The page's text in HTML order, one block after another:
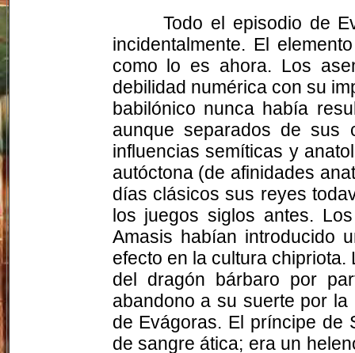
Todo el episodio de
incidentalmente. El
como lo es ahora. Los
debilidad numérica con su
babilónico nunca había
aunque separados de sus
influencias semíticas y
autóctona (de afinidades
días clásicos sus reyes
los juegos siglos antes.
Amasis habían introducido
efecto en la cultura
del dragón bárbaro por
abandono a su suerte por
de Evágoras. El príncipe de
de sangre ática; era un